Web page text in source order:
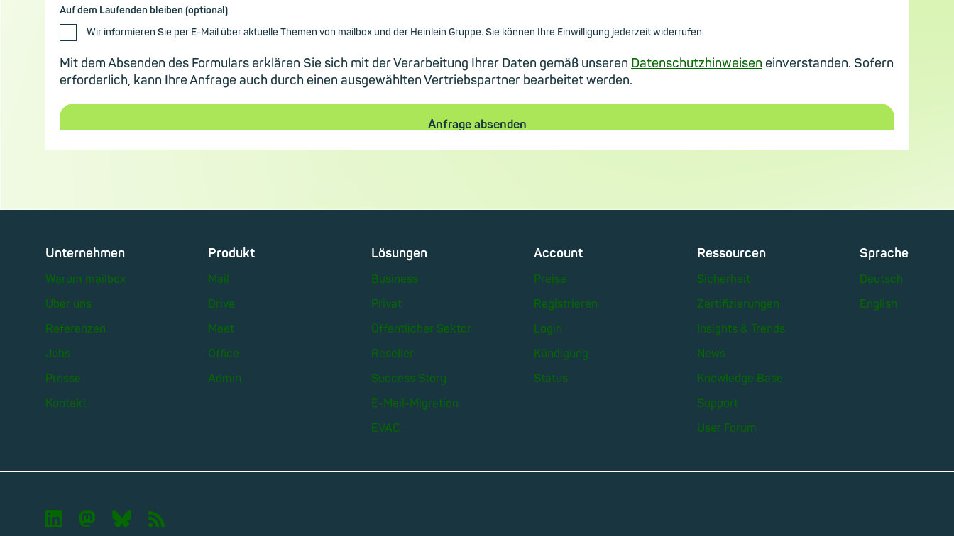
Unternehmen
Warum mailbox
Über uns
Referenzen
Jobs
Presse
Kontakt
Produkt
Mail
Drive
Meet
Office
Admin
Lösungen
Business
Privat
Öffentlicher Sektor
Reseller
Success Story
E-Mail-Migration
EVAC
Account
Preise
Registrieren
Login
Kündigung
Status
Ressourcen
Sicherheit
Zertifizierungen
Insights & Trends
News
Knowledge Base
Support
User Forum
Sprache
Deutsch
English
 🦣︎ 🦋︎ 📡︎